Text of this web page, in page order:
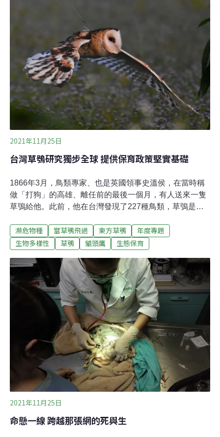
拍」？不不，這大有來歷，簡直費盡巧思和苦心。生性低
調又敏感，草鴞的神秘，連祖居草原的西拉雅族，也常只
聞其聲鮮見其影。在保育行動的紀錄片中，屏東鳥會救傷
醫院獸醫師蕭恩沛說：「這是謎樣的鳥，因為牠在夜間活
動，白天看不到。看到的就是受傷的，要不然就是死掉
的。」他「看過的屍體，比活的還多。」即使長了張可愛
心型蘋果臉，又擁一身高超獵捕技，草鴞卻因和人們住得
近，
2021年11月25日
台灣草鴞研究獨步全球 提供保育政策堅實基礎
1866年3月，鳥類專家、也是英國領事史溫侯，在當時稱
做「打狗」的高雄、離任前的最後一個月，有人送來一隻
草鴞給他。此前，他在台灣發現了227種鳥類，草鴞是在
界，草鴞長期以來都還是謎樣的物種。直到近年，我們才
剛剛開始對牠有了稍微多一些的認識。童年初遇草鴞 成就
在醜得很可愛。」早在童年時期，蔡若詩便曾初遇草鴞。
當時住在霧社的蔡若詩，在路邊見到了遭人抓來販賣的草
鴞雛鳥，那幾張望向他的獨特臉龐，讓他久久無法忘懷，
事後忍不住央求知情的大人帶他前往抓捕草鴞的現場。
「那裡是靜觀，比霧社還要更深山些。」早已不見鳥蹤的
巢穴周遭，只見一地的老鼠骨骸。蔡若詩所敘述的這個地
點頗出人意料，居然不在一般所認知的平原或淺山，「那
裡海拔雖高卻不是森林環境，而是崩塌地形，並且視野相
當開闊，其中剛好有一小塊緩坡的高草地，牠的
瀕危物種 當草鴞飛過 東方草鴞
年度專題
生物多樣性
草鴞 貓頭鷹 生態保育
2021年11月25日
命懸一線 跨越那張網的死與生